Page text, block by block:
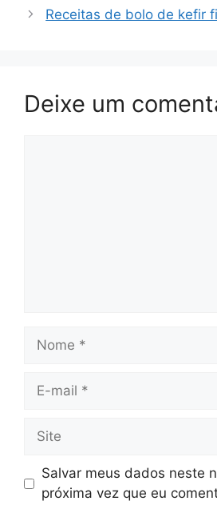
Receitas de bolo de kefir
Deixe um
Nome
Site
Salvar meus dados neste
próxima vez que eu